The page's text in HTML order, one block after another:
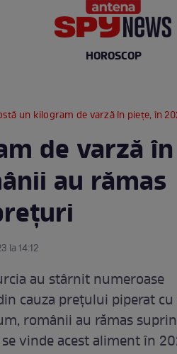
HOROSCOP
kilogram de varză în piețe, în 2023. Românii au rămas surprinși
de varză în
au rămas
la 14:12
au stârnit numeroase
cauza prețului piperat cu
românii au rămas
vinde acest aliment în